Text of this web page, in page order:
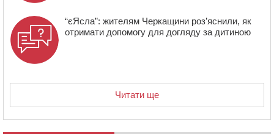
“єЯсла”: жителям Черкащини роз’яснили, як
отримати допомогу для догляду за дитиною
Читати ще